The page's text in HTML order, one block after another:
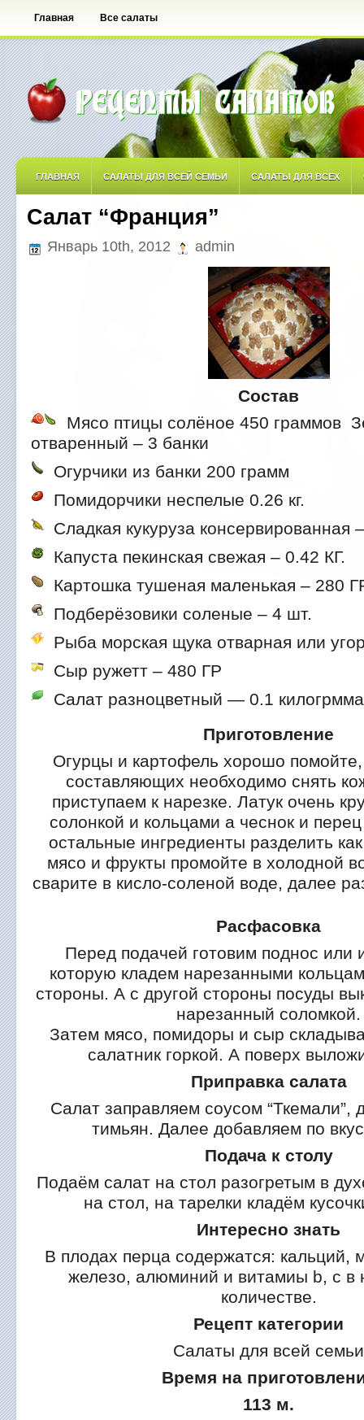
Главная Все салаты
ГЛАВНАЯ САЛАТЫ ДЛЯ ВСЕЙ СЕМЬИ САЛАТЫ ДЛЯ ВСЕХ
САЛАТЫ ОСТРЫЕ САЛАТЫ ПО АВТОРСКИМ РЕЦЕПТАМ
САЛАТЫ С ФРУКТАМИ
Салат “Франция”
Январь 10th, 2012 admin
Состав
Мясо птицы солёное 450 граммов
отваренный – 3 банки
Огурчики из банки 200 грамм
Помидорчики неспелые 0.26 кг.
Сладкая кукуруза консервированная
Капуста пекинская свежая – 0.42 КГ.
Картошка тушеная маленькая – 280
Подберёзовики соленые – 4 шт.
Рыба морская щука отварная или
Сыр ружетт – 480 ГР
Салат разноцветный — 0.1 килогрмма
Приготовление
Огурцы и картофель хорошо
составляющих необходимо снять
приступаем к нарезке. Латук очень
солонкой и кольцами а чеснок и
остальные ингредиенты разделить
мясо и фрукты промойте в холодной
сварите в кисло-соленой воде, далее
Расфасовка
Перед подачей готовим поднос или
которую кладем нарезанными
стороны. А с другой стороны посуды
нарезанный соломкой.
Затем мясо, помидоры и сыр
салатник горкой. А поверх
Приправка салата
Салат заправляем соусом “Ткемали”,
тимьян. Далее добавляем по
Подача к столу
Подаём салат на стол разогретым в
на стол, на тарелки кладём
Интересно знать
В плодах перца содержатся: кальций,
железо, алюминий и витамиы b, c в
количестве.
Рецепт категории
Салаты для всей семьи
Время на
113 м.